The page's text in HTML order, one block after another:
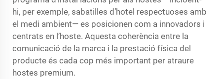
hi, per exemple, sabatilles d’hotel respectuoses amb
el medi ambient— es posicionen com a innovadors i
centrats en l’hoste. Aquesta coherència entre la
comunicació de la marca i la prestació física del
producte és cada cop més important per atraure
hostes premium.